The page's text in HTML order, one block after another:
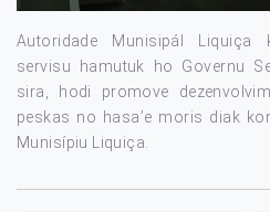
Autoridade Munisipál Liquiça
servisu hamutuk ho Governu
sira, hodi promove
peskas no hasa’e moris diak
Munisípiu Liquiça.